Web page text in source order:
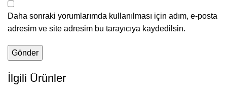
Daha sonraki yorumlarımda kullanılması için adım, e-posta
adresim ve site adresim bu tarayıcıya kaydedilsin.
İlgili Ürünler